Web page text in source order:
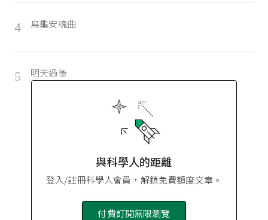
4 烏龜安魂曲
5 明天過後
與科學人的距離
登入/註冊科學人會員，解鎖免費額度文章。
付費訂閱無限瀏覽